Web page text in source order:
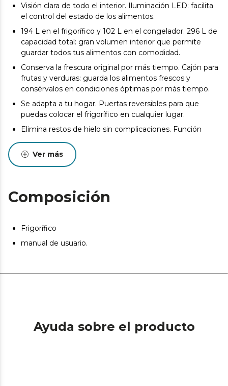
Visión clara de todo el interior. Iluminación LED: facilita
el control del estado de los alimentos.
194 L en el frigorífico y 102 L en el congelador. 296 L de
capacidad total: gran volumen interior que permite
guardar todos tus alimentos con comodidad.
Conserva la frescura original por más tiempo. Cajón para
frutas y verduras: guarda los alimentos frescos y
consérvalos en condiciones óptimas por más tiempo.
Se adapta a tu hogar. Puertas reversibles para que
puedas colocar el frigorífico en cualquier lugar.
Elimina restos de hielo sin complicaciones. Función
comodidad.
Medidas frigorífico: 185 x 60 x 60 cm
Ver más
Composición
Frigorífico
manual de usuario.
Ayuda sobre el producto